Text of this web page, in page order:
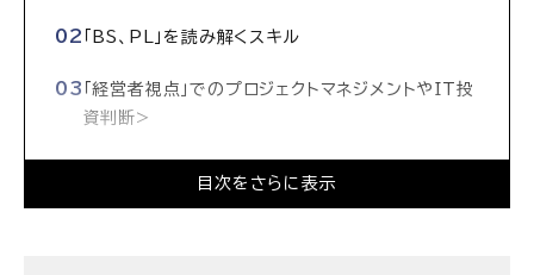
目次をさらに表示
「BS、PL」を読み解くスキル
「経営者視点」でのプロジェクトマネジメントやIT投
資判断>